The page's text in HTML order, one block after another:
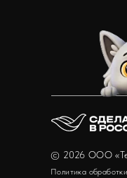
Политика
© 2026 ООО